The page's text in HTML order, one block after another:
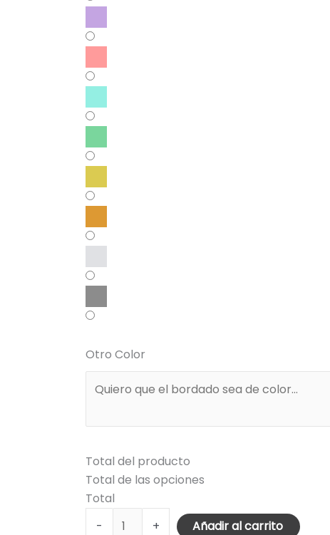
Otro Color
Total del producto
Total de las opciones
Total
-
+
Añadir al carrito